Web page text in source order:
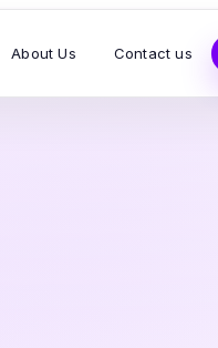
About Us Contact us